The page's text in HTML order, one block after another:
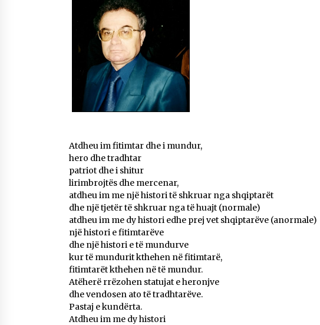
Mbi kockat e martirëve ngrihet
Atdheu
17/10/2025
KALLARATI NË AKSIONET
KOMBËTARE PËR RINDËRTIMIN E
VENDIT – NGA ÇIZE XHAFERAJ
22/09/2025
Atdheu im fitimtar dhe i mundur,
hero dhe tradhtar
patriot dhe i shitur
lirimbrojtës dhe mercenar,
atdheu im me një histori të shkruar nga shqiptarët
dhe një tjetër të shkruar nga të huajt (normale)
atdheu im me dy histori edhe prej vet shqiptarëve (anormale)
një histori e fitimtarëve
dhe një histori e të mundurve
kur të mundurit kthehen në fitimtarë,
fitimtarët kthehen në të mundur.
Atëherë rrëzohen statujat e heronjve
dhe vendosen ato të tradhtarëve.
Pastaj e kundërta.
Atdheu im me dy histori